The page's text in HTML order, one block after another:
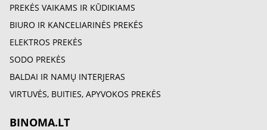
PREKĖS VAIKAMS IR KŪDIKIAMS
BIURO IR KANCELIARINĖS PREKĖS
ELEKTROS PREKĖS
SODO PREKĖS
BALDAI IR NAMŲ INTERJERAS
VIRTUVĖS, BUITIES, APYVOKOS PREKĖS
BINOMA.LT